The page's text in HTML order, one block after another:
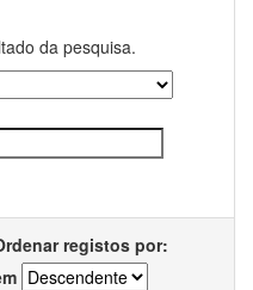
da pesquisa.
registos por: